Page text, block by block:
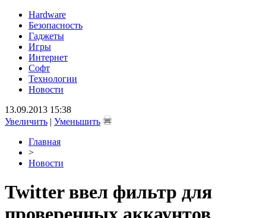
Hardware
Безопасность
Гаджеты
Игры
Интернет
Софт
Технологии
Новости
13.09.2013 15:38
Увеличить | Уменьшить
Главная
>
Новости
Twitter ввел фильтр для